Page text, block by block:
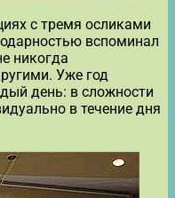
с тремя осликами
вспоминал
никогда
Уже год
день: в сложности
в течение дня